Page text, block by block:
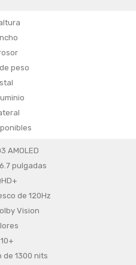
peso
AMOLED
pulgadas
de 120Hz
Vision
de 1300 nits